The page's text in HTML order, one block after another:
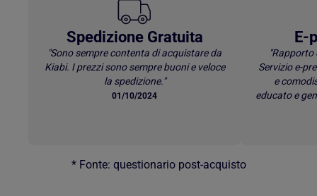
Spedizione Gratuita
"Sono sempre contenta di acquistare da
Kiabi. I prezzi sono sempre buoni e veloce
la spedizione."
01/10/2024
E-
Servizio e-
e
educato e
* Fonte: questionario post-acquisto